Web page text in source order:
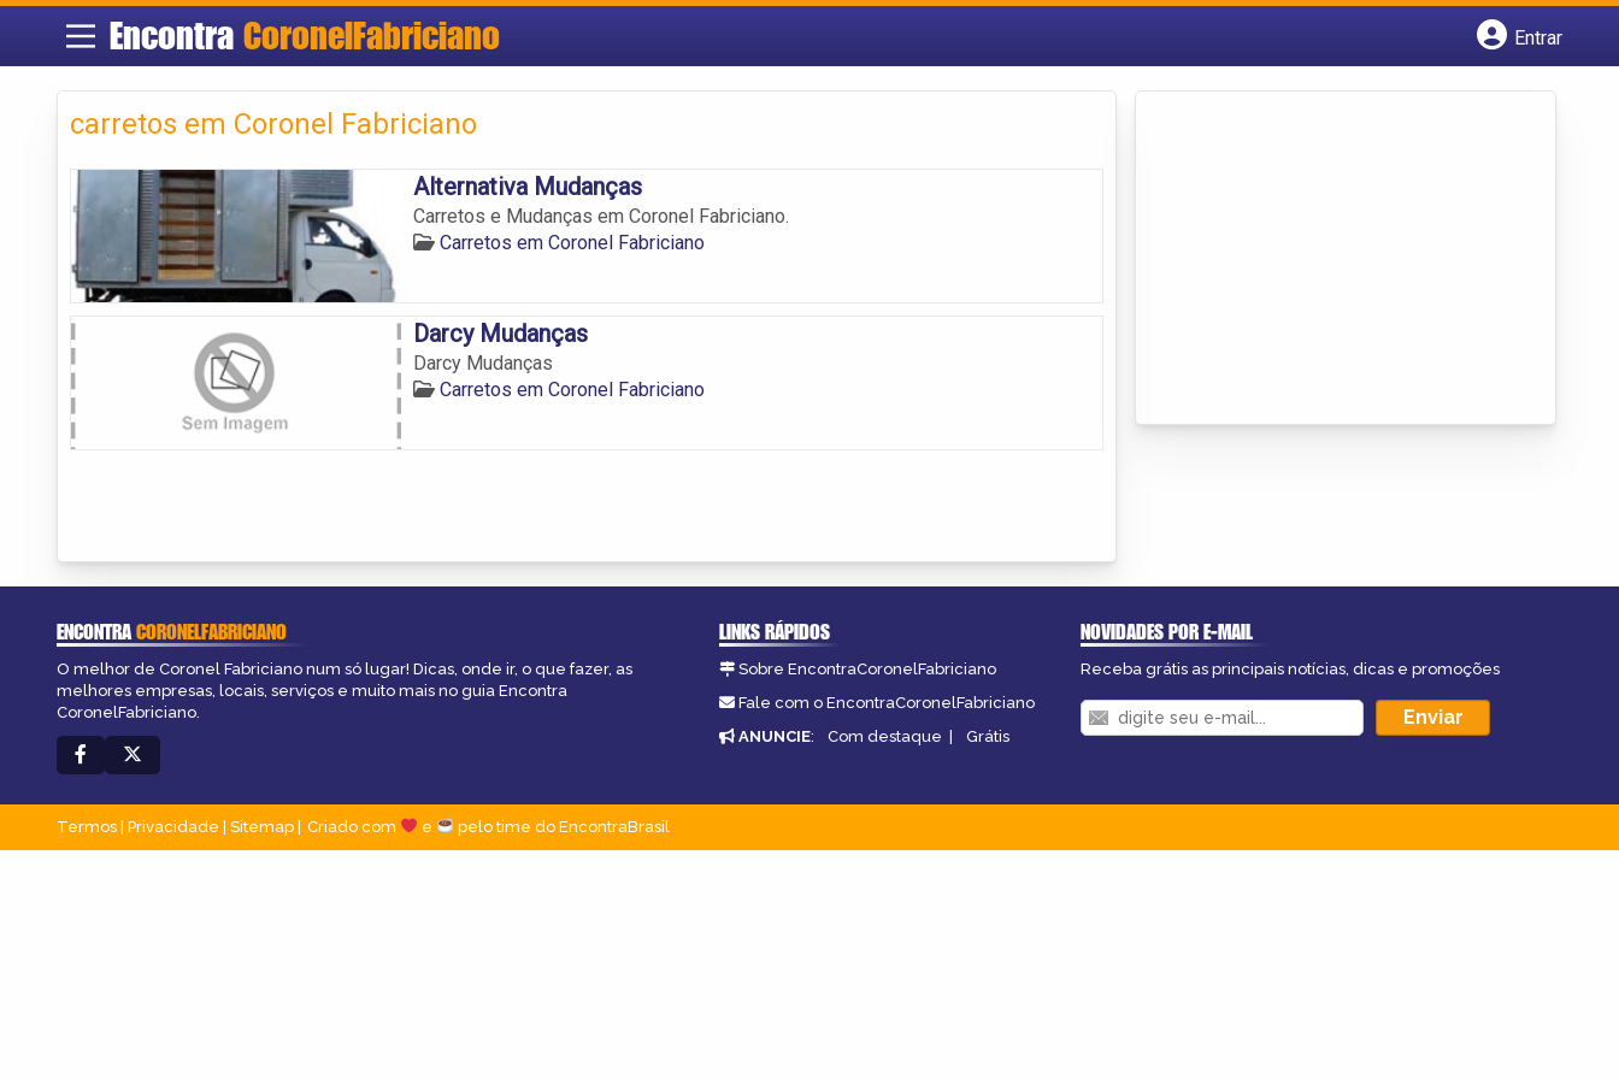
Encontra CoronelFabriciano
Entrar
carretos em Coronel Fabriciano
Alternativa Mudanças
Carretos e Mudanças em Coronel Fabriciano.
Carretos em Coronel Fabriciano
Darcy Mudanças
Darcy Mudanças
Carretos em Coronel Fabriciano
ENCONTRACORONELFABRICIANO
O melhor de Coronel Fabriciano num só lugar! Dicas, onde ir, o que fazer, as
melhores empresas, locais, serviços e muito mais no guia Encontra
CoronelFabriciano.
LINKS RÁPIDOS
Sobre EncontraCoronelFabriciano
Fale com o EncontraCoronelFabriciano
ANUNCIE: Com destaque | Grátis
NOVIDADES POR E-MAIL
Receba grátis as principais notícias, dicas e promoções
Termos | Privacidade | Sitemap Criado com e pelo time do EncontraBrasil